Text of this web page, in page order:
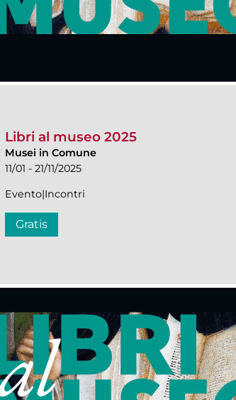
Libri al museo 2025
Musei in Comune
11/01 - 21/11/2025
Evento|Incontri
Gratis